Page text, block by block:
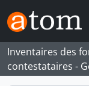
Skip to main content
Inventaires des
contestataires -